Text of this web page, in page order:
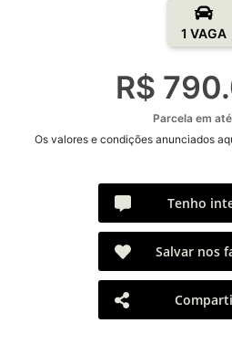
1 VAGA
R$
Parcela em
Os valores e condições anunciados
Tenho
Salvar nos